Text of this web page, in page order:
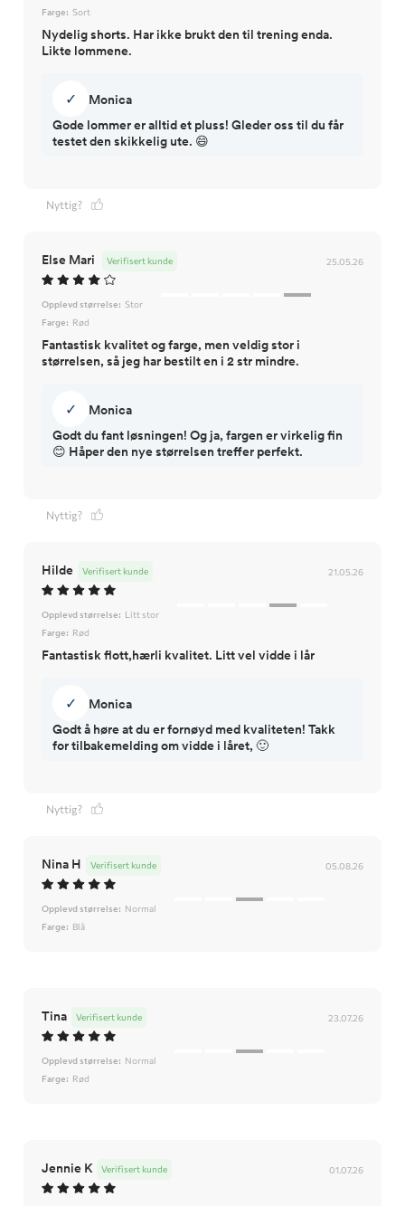
Farge: Sort
Nydelig shorts. Har ikke brukt den til trening enda.
Likte lommene.
✓
Monica
Gode lommer er alltid et pluss! Gleder oss til du får
testet den skikkelig ute. 😄
Nyttig?
Else Mari 25.05.26
Verifisert kunde
Opplevd størrelse: Stor
Farge: Rød
Fantastisk kvalitet og farge, men veldig stor i
størrelsen, så jeg har bestilt en i 2 str mindre.
✓
Monica
Godt du fant løsningen! Og ja, fargen er virkelig fin
😊 Håper den nye størrelsen treffer perfekt.
Nyttig?
Hilde 21.05.26
Verifisert kunde
Opplevd størrelse: Litt stor
Farge: Rød
Fantastisk flott,hærli kvalitet. Litt vel vidde i lår
✓
Monica
Godt å høre at du er fornøyd med kvaliteten! Takk
for tilbakemelding om vidde i låret, 🙂
Nyttig?
Nina H 05.08.26
Verifisert kunde
Opplevd størrelse: Normal
Farge: Blå
Tina 23.07.26
Verifisert kunde
Opplevd størrelse: Normal
Farge: Rød
Jennie K 01.07.26
Verifisert kunde